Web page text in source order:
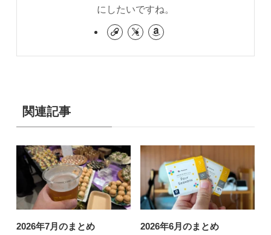
にしたいですね。
関連記事
2026年7月のまとめ 2026年6月のまとめ